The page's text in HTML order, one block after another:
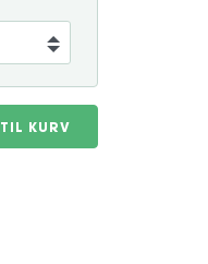
KURV